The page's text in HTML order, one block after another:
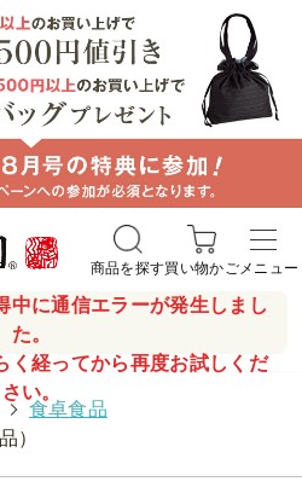
中に通信エラーが発生しまし
た。
く経ってから再度お試しくだ
さい。
商品を探す買い物かごメニュー
> 食卓食品
）